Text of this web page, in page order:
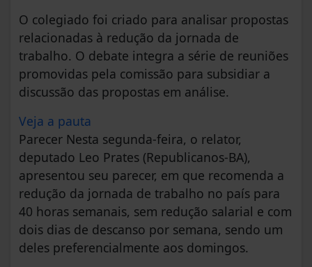
O colegiado foi criado para analisar propostas
relacionadas à redução da jornada de
trabalho. O debate integra a série de reuniões
promovidas pela comissão para subsidiar a
discussão das propostas em análise.
Veja a pauta
Parecer Nesta segunda-feira, o relator,
deputado Leo Prates (Republicanos-BA),
apresentou seu parecer, em que recomenda a
redução da jornada de trabalho no país para
40 horas semanais, sem redução salarial e com
dois dias de descanso por semana, sendo um
deles preferencialmente aos domingos.